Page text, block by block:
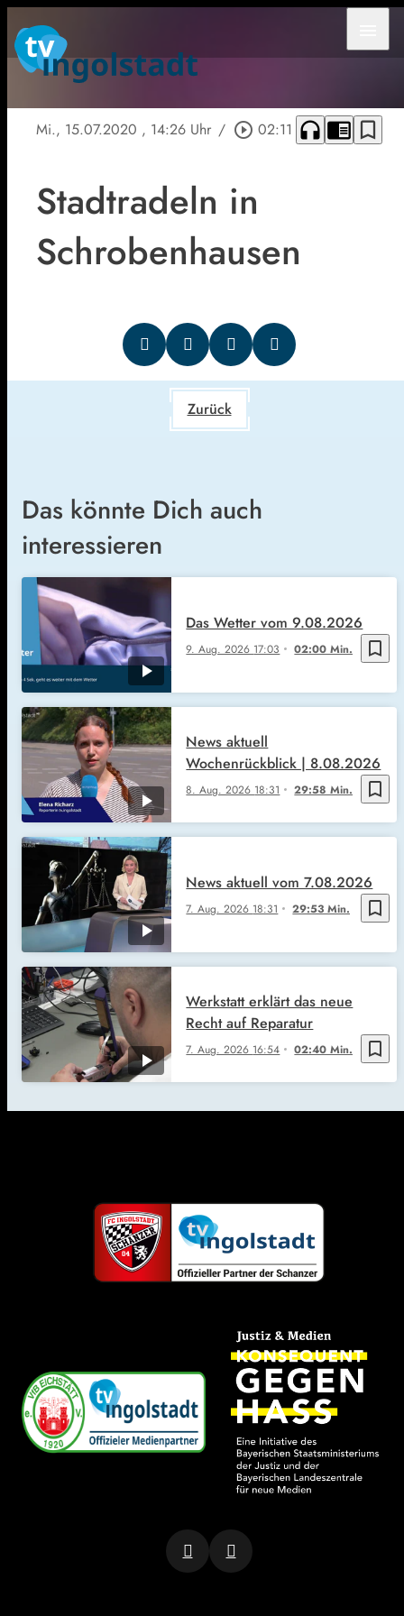
Mi., 15.07.2020 , 14:26 Uhr / play_circle_outline 02:11 headphones chrome_reader_mode bookmark_border
Stadtradeln in
Schrobenhausen
Zurück
Das könnte Dich auch
interessieren
bookmark_border
9. Aug. 2026 17:03 02:00 Min.
Das Wetter vom 9.08.2026
bookmark_border
8. Aug. 2026 18:31 29:58 Min.
News aktuell
Wochenrückblick | 8.08.2026
bookmark_border
7. Aug. 2026 18:31 29:53 Min.
News aktuell vom 7.08.2026
bookmark_border
7. Aug. 2026 16:54 02:40 Min.
Werkstatt erklärt das neue
Recht auf Reparatur